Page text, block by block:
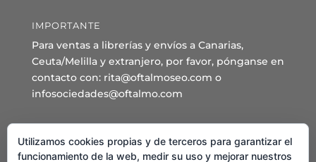
IMPORTANTE
Para ventas a librerías y envíos a Canarias,
Ceuta/Melilla y extranjero, por favor, pónganse en
contacto con: rita@oftalmoseo.com o
infosociedades@oftalmo.com
Sede Administrativa y Secretaría General
C/ Arcipreste de Hita 14 – 1º Derecha.
Utilizamos cookies propias y de terceros para garantizar el
funcionamiento de la web, medir su uso y mejorar nuestros